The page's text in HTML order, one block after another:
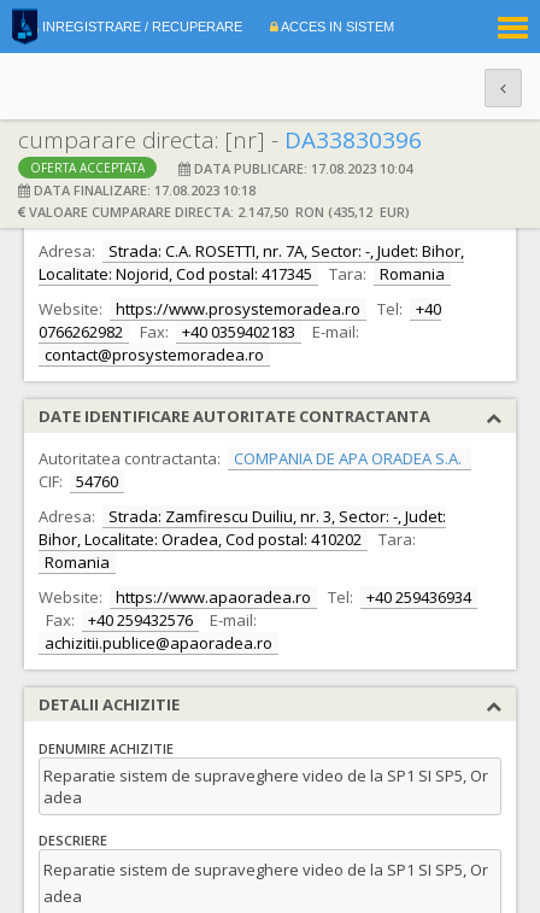
INREGISTRARE / RECUPERARE ACCES IN SISTEM
cumparare directa: [nr] - DA33830396
OFERTA ACCEPTATA
DATA PUBLICARE: 17.08.2023 10:04
DATA FINALIZARE: 17.08.2023 10:18
VALOARE CUMPARARE DIRECTA: 2.147,50 RON (435,12 EUR)
DATE IDENTIFICARE OFERTANT
Ofertant: S.C. Prosystem S.R.L. CIF: 20847736
Adresa:
Strada: C.A. ROSETTI, nr. 7A, Sector: -, Judet: Bihor,
Localitate: Nojorid, Cod postal: 417345
Tara:
Romania
Website:
https://www.prosystemoradea.ro Tel:
+40
0766262982
Fax: +40 0359402183
E-mail:
contact@prosystemoradea.ro
DATE IDENTIFICARE AUTORITATE CONTRACTANTA
Autoritatea contractanta:
COMPANIA DE APA ORADEA S.A.
CIF:
54760
Adresa:
Strada: Zamfirescu Duiliu, nr. 3, Sector: -, Judet:
Bihor, Localitate: Oradea, Cod postal: 410202
Tara:
Romania
Website:
https://www.apaoradea.ro Tel:
+40 259436934
Fax:
+40 259432576
E-mail:
achizitii.publice@apaoradea.ro
DETALII ACHIZITIE
DENUMIRE ACHIZITIE
Reparatie sistem de supraveghere video de la SP1 SI SP5, Or
adea
DESCRIERE
Reparatie sistem de supraveghere video de la SP1 SI SP5, Or
adea